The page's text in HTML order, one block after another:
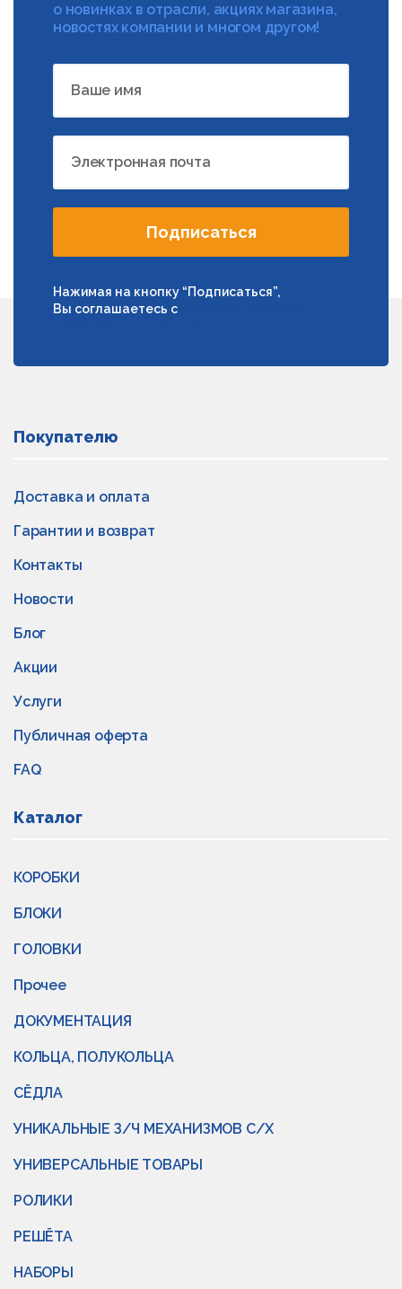
о новинках в отрасли, акциях магазина,
новостях компании и многом другом!
Ваше имя
Электронная почта
Подписаться
Нажимая на кнопку “Подписаться”,
Вы соглашаетесь с
Покупателю
Доставка и оплата
Гарантии и возврат
Контакты
Новости
Блог
Акции
Услуги
Публичная оферта
FAQ
Каталог
КОРОБКИ
БЛОКИ
ГОЛОВКИ
Прочее
ДОКУМЕНТАЦИЯ
КОЛЬЦА, ПОЛУКОЛЬЦА
СЁДЛА
УНИКАЛЬНЫЕ З/Ч МЕХАНИЗМОВ С/Х
УНИВЕРСАЛЬНЫЕ ТОВАРЫ
РОЛИКИ
РЕШЁТА
НАБОРЫ